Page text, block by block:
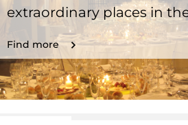
extraordinary places in
Find more